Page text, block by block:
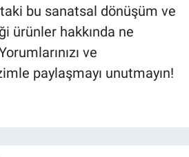
bu sanatsal dönüşüm ve
ürünler hakkında ne
ve
paylaşmayı unutmayın!